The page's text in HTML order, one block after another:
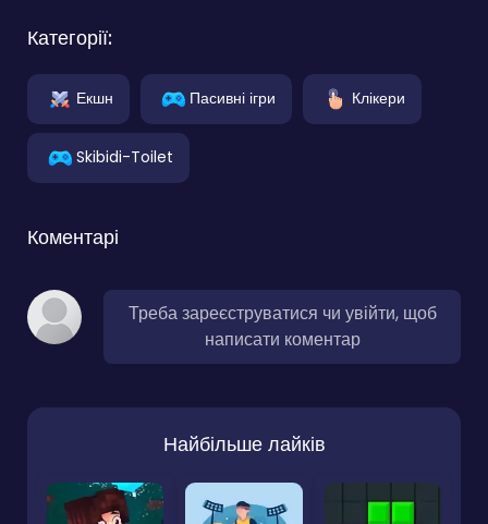
Категорії:
Екшн Пасивні ігри Клікери
Skibidi-Toilet
Коментарі
Треба зареєструватися чи увійти, щоб
написати коментар
Найбільше лайків